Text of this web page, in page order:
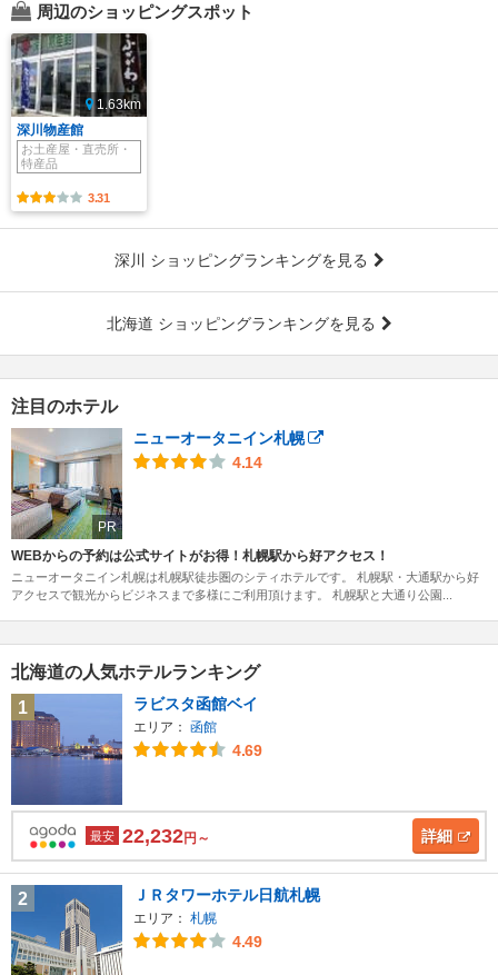
周辺のショッピングスポット
1.63km
深川物産館
お土産屋・直売所・
特産品
3.31
深川 ショッピングランキングを見る
北海道 ショッピングランキングを見る
注目のホテル
PR
ニューオータニイン札幌
4.14
WEBからの予約は公式サイトがお得！札幌駅から好アクセス！
ニューオータニイン札幌は札幌駅徒歩圏のシティホテルです。 札幌駅・大通駅から好
アクセスで観光からビジネスまで多様にご利用頂けます。 札幌駅と大通り公園...
北海道の人気ホテルランキング
1
ラビスタ函館ベイ
エリア： 函館
4.69
最安 22,232円～ 詳細
2 ＪＲタワーホテル日航札幌
エリア： 札幌
4.49